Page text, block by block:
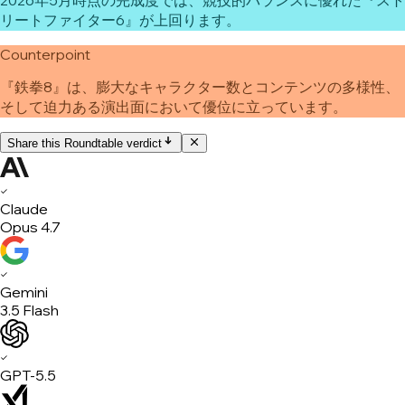
リートファイター6』が上回ります。
Counterpoint
『鉄拳8』は、膨大なキャラクター数とコンテンツの多様性、
そして迫力ある演出面において優位に立っています。
Share this Roundtable verdict
✓
Claude
Opus 4.7
✓
Gemini
3.5 Flash
✓
GPT-5.5